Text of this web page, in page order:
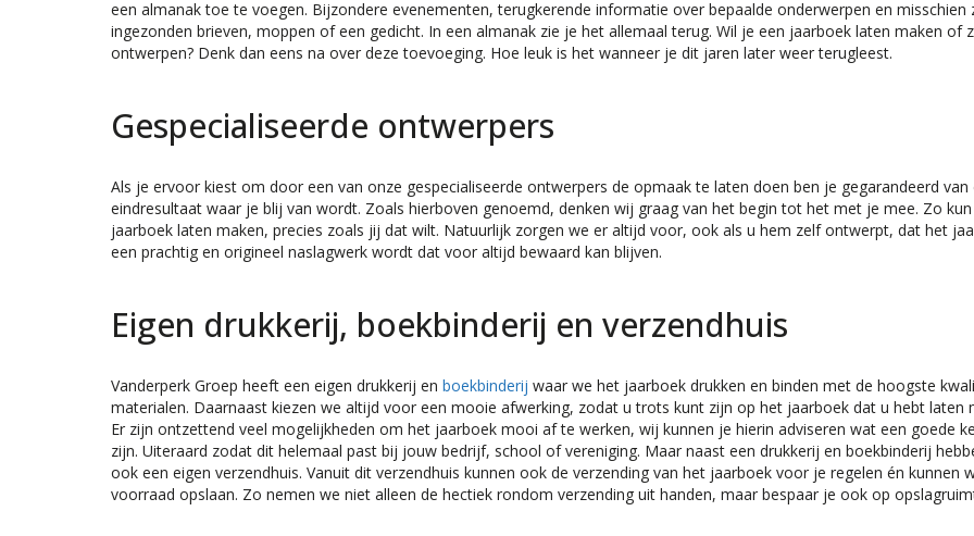
een almanak toe te voegen. Bijzondere evenementen, terugkerende informatie over bepaalde onderwerpen en misschien
ingezonden brieven, moppen of een gedicht. In een almanak zie je het allemaal terug. Wil je een jaarboek laten maken of
ontwerpen? Denk dan eens na over deze toevoeging. Hoe leuk is het wanneer je dit jaren later weer terugleest.
Gespecialiseerde ontwerpers
Als je ervoor kiest om door een van onze gespecialiseerde ontwerpers de opmaak te laten doen ben je gegarandeerd van
eindresultaat waar je blij van wordt. Zoals hierboven genoemd, denken wij graag van het begin tot het met je mee. Zo
jaarboek laten maken, precies zoals jij dat wilt. Natuurlijk zorgen we er altijd voor, ook als u hem zelf ontwerpt, dat het
een prachtig en origineel naslagwerk wordt dat voor altijd bewaard kan blijven.
Eigen drukkerij, boekbinderij en verzendhuis
Vanderperk Groep heeft een eigen drukkerij en boekbinderij waar we het jaarboek drukken en binden met de hoogste
materialen. Daarnaast kiezen we altijd voor een mooie afwerking, zodat u trots kunt zijn op het jaarboek dat u hebt laten
Er zijn ontzettend veel mogelijkheden om het jaarboek mooi af te werken, wij kunnen je hierin adviseren wat een goede
zijn. Uiteraard zodat dit helemaal past bij jouw bedrijf, school of vereniging. Maar naast een drukkerij en boekbinderij
ook een eigen verzendhuis. Vanuit dit verzendhuis kunnen ook de verzending van het jaarboek voor je regelen én kunnen
voorraad opslaan. Zo nemen we niet alleen de hectiek rondom verzending uit handen, maar bespaar je ook op